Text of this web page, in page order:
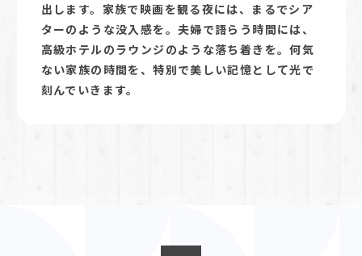
出します。家族で映画を観る夜には、まるでシア
ターのような没入感を。夫婦で語らう時間には、
高級ホテルのラウンジのような落ち着きを。何気
ない家族の時間を、特別で美しい記憶として光で
刻んでいきます。